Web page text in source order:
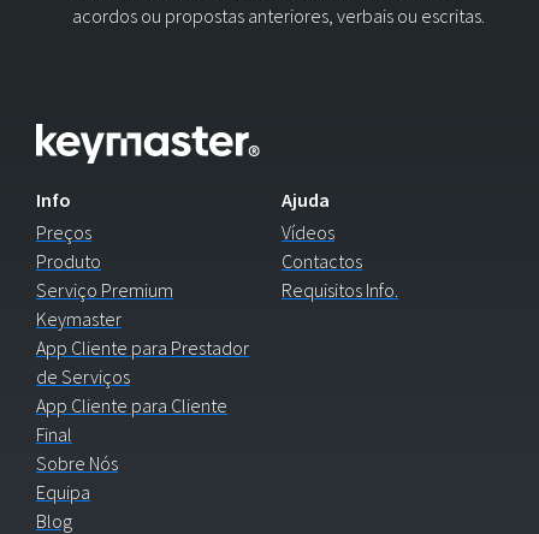
acordos ou propostas anteriores, verbais ou escritas.
Info
Preços
Produto
Serviço Premium
Keymaster
App Cliente para Prestador
de Serviços
App Cliente para Cliente
Final
Sobre Nós
Equipa
Blog
Ajuda
Vídeos
Contactos
Requisitos Info.